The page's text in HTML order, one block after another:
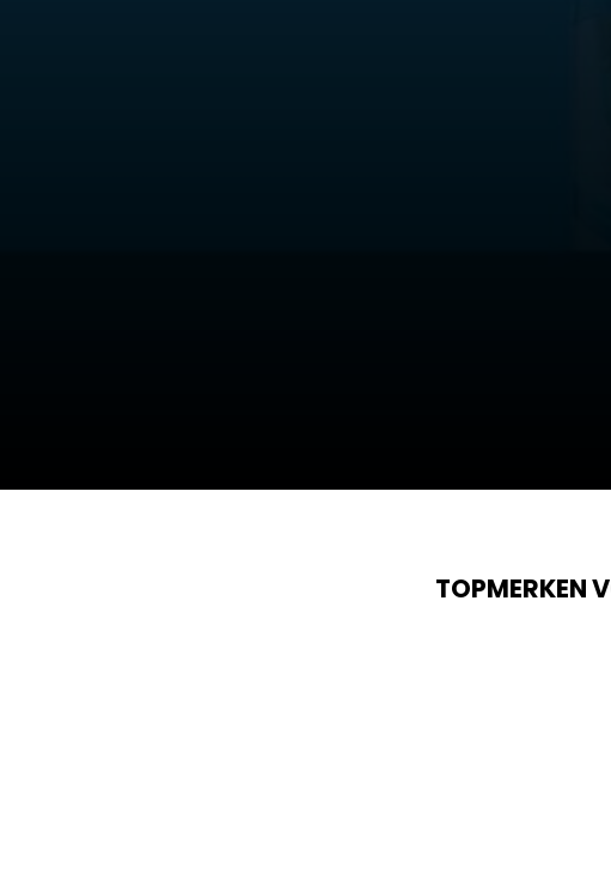
TOPMERKEN